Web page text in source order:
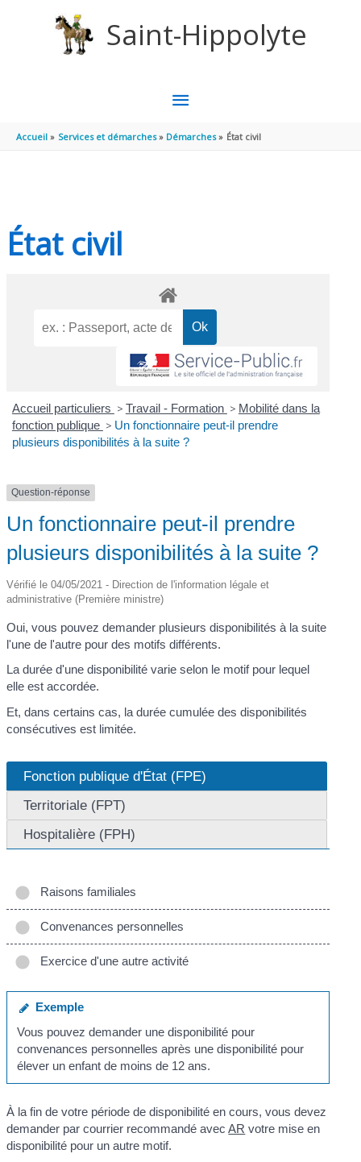
Saint-Hippolyte
MENU
PRINCIPAL
Accueil Services et démarches Démarches État civil
État civil
Accueil particuliers > Travail - Formation > Mobilité dans la
fonction publique > Un fonctionnaire peut-il prendre
plusieurs disponibilités à la suite ?
Question-réponse
Un fonctionnaire peut-il prendre
plusieurs disponibilités à la suite ?
Vérifié le 04/05/2021 - Direction de l'information légale et
administrative (Première ministre)
Oui, vous pouvez demander plusieurs disponibilités à la suite
l'une de l'autre pour des motifs différents.
La durée d'une disponibilité varie selon le motif pour lequel
elle est accordée.
Et, dans certains cas, la durée cumulée des disponibilités
consécutives est limitée.
Fonction publique d'État (FPE)
Territoriale (FPT)
Hospitalière (FPH)
Raisons familiales
Convenances personnelles
Exercice d'une autre activité
Exemple
Vous pouvez demander une disponibilité pour
convenances personnelles après une disponibilité pour
élever un enfant de moins de 12 ans.
À la fin de votre période de disponibilité en cours, vous devez
demander par courrier recommandé avecAR votre mise en
disponibilité pour un autre motif.